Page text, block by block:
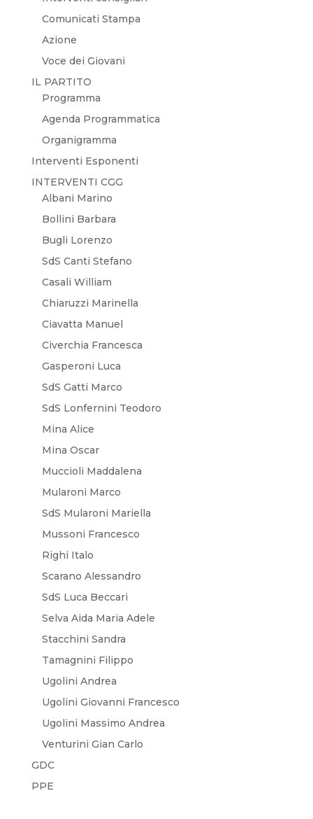
Comunicati Stampa
Azione
Voce dei Giovani
IL PARTITO
Programma
Agenda Programmatica
Organigramma
Interventi Esponenti
INTERVENTI CGG
Albani Marino
Bollini Barbara
Bugli Lorenzo
SdS Canti Stefano
Casali William
Chiaruzzi Marinella
Ciavatta Manuel
Civerchia Francesca
Gasperoni Luca
SdS Gatti Marco
SdS Lonfernini Teodoro
Mina Alice
Mina Oscar
Muccioli Maddalena
Mularoni Marco
SdS Mularoni Mariella
Mussoni Francesco
Righi Italo
Scarano Alessandro
SdS Luca Beccari
Selva Aida Maria Adele
Stacchini Sandra
Tamagnini Filippo
Ugolini Andrea
Ugolini Giovanni Francesco
Ugolini Massimo Andrea
Venturini Gian Carlo
GDC
PPE